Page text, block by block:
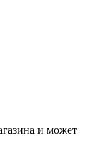
и может